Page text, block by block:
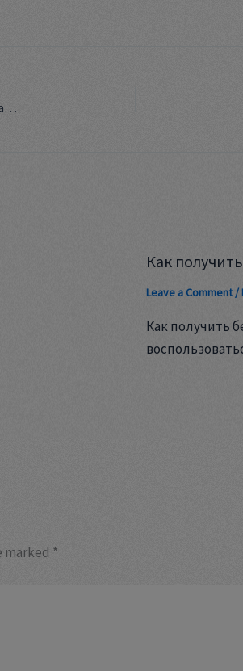
Innovative Gastronomiekonzepte am Beispiel des Café im See am Twistesee
Как
Leave a Comment/
Как получить
marked *